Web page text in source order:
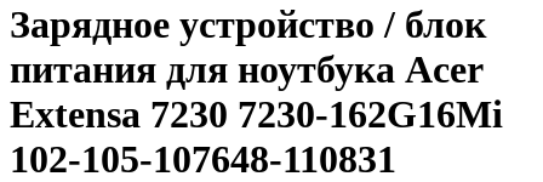
Зарядное уcтройство / блок
питания для ноутбука Acer
Extensa 7230 7230-162G16Mi
102-105-107648-110831